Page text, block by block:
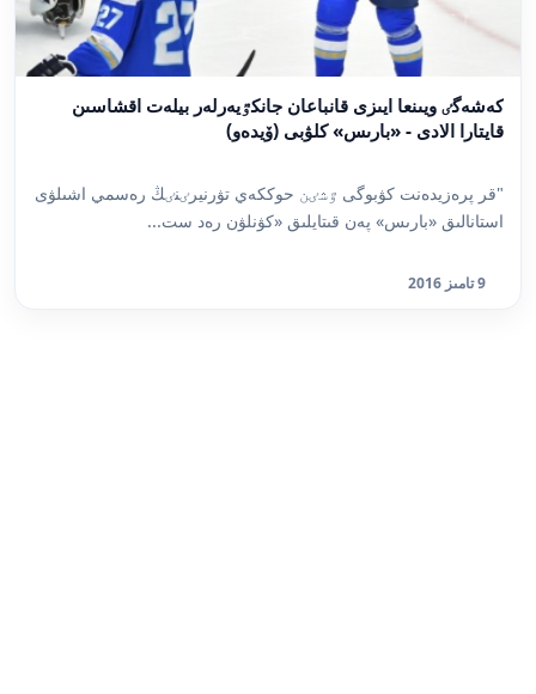
كەشەگٸ ويىنعا ايىزى قانباعان جانكٷيەرلەر بيلەت اقشاسىن
قايتارا الادى - «بارىس» كلۋبى (ۆيدەو)
"قر پرەزيدەنت كۋبوگى ٷشٸن حوككەي تۋرنيرٸنٸڭ رەسمي اشىلۋى
استانالىق «بارىس» پەن قىتايلىق «كۋنلۋن رەد ست...
9 تامىز 2016